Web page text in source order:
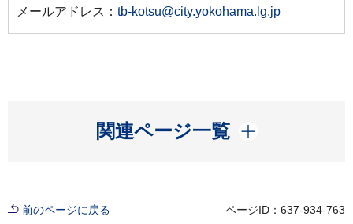
メールアドレス： tb-kotsu@city.yokohama.lg.jp
関連ページ一覧
開く
前のページに戻る ページID：637-934-763